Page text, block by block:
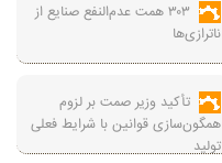
۳۰۳ همت عدم‌النفع صنایع از
ناترازی‌ها
تأکید وزیر صمت بر لزوم
همگون‌سازی قوانین با شرایط فعلی
تولید